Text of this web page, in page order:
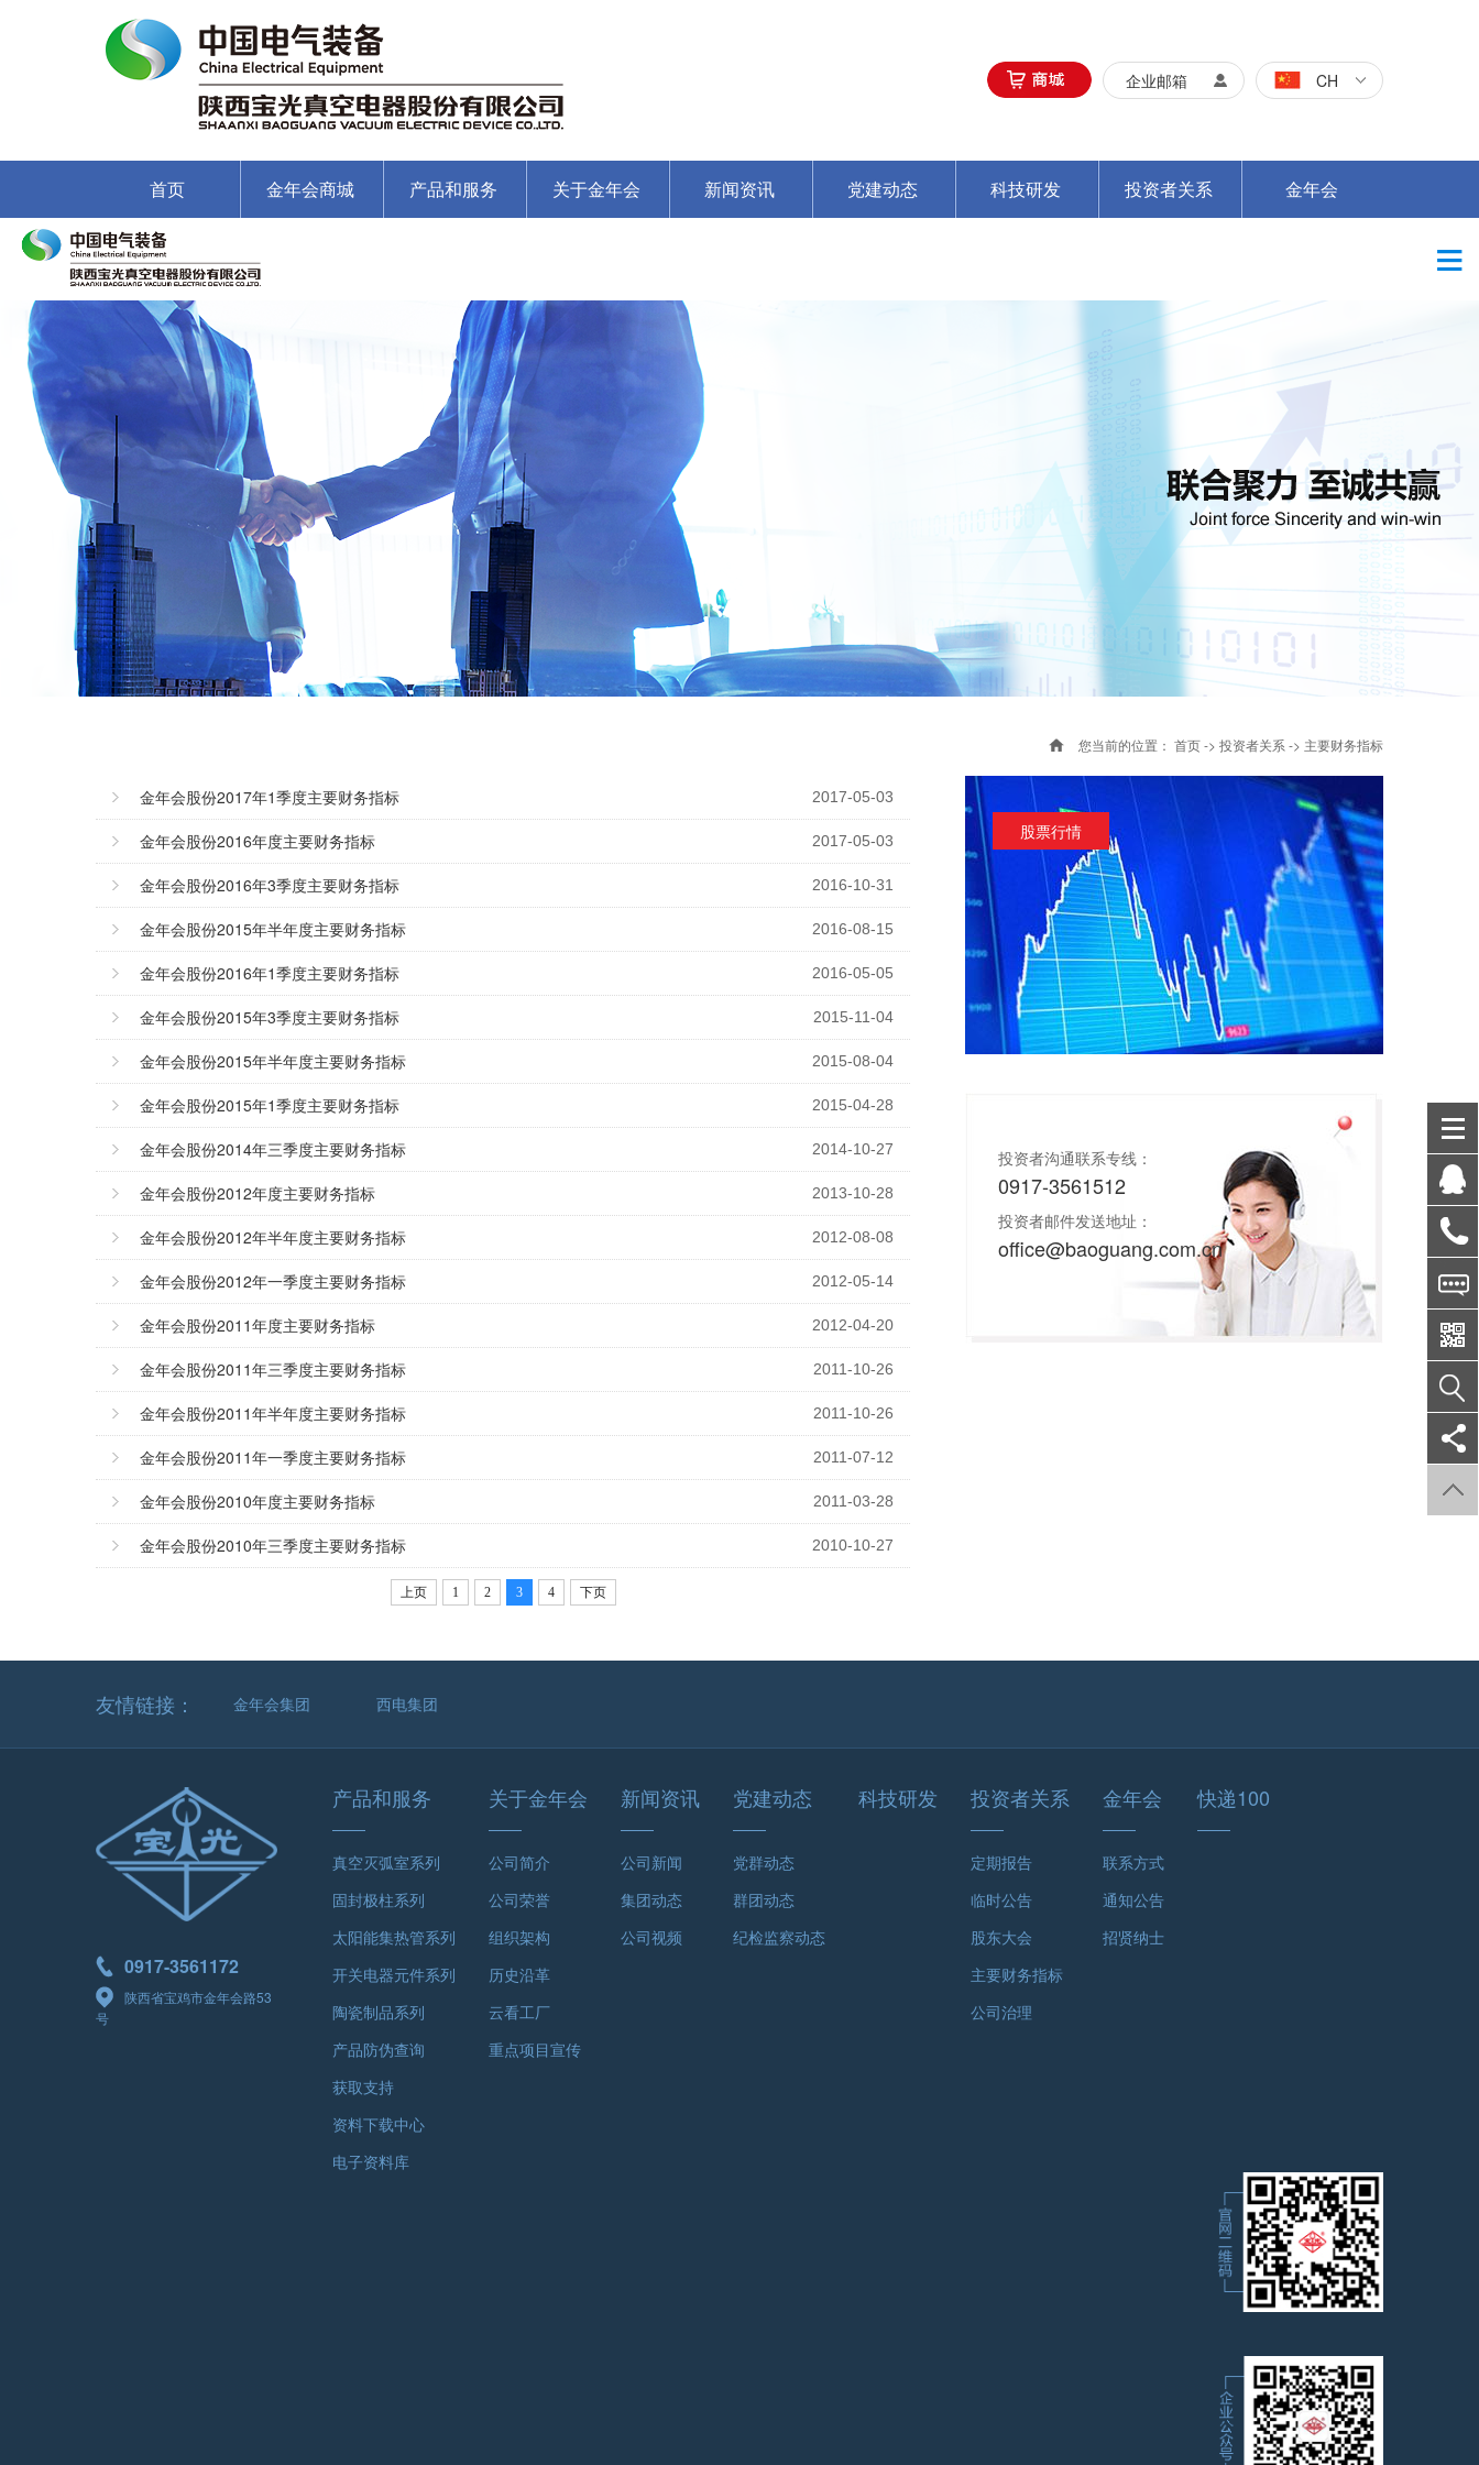
CH
企业邮箱
首页 金年会商城 产品和服务 关于金年会 新闻资讯 党建动态 科技研发 投资者关系 金年会
您当前的位置： 首页-> 投资者关系 -> 主要财务指标
股票行情
投资者沟通联系专线：
0917-3561512
投资者邮件发送地址：
office@baoguang.com.cn
2017-05-03
金年会股份2017年1季度主要财务指标
2017-05-03
金年会股份2016年度主要财务指标
2016-10-31
金年会股份2016年3季度主要财务指标
2016-08-15
金年会股份2015年半年度主要财务指标
2016-05-05
金年会股份2016年1季度主要财务指标
2015-11-04
金年会股份2015年3季度主要财务指标
2015-08-04
金年会股份2015年半年度主要财务指标
2015-04-28
金年会股份2015年1季度主要财务指标
2014-10-27
金年会股份2014年三季度主要财务指标
2013-10-28
金年会股份2012年度主要财务指标
2012-08-08
金年会股份2012年半年度主要财务指标
2012-05-14
金年会股份2012年一季度主要财务指标
2012-04-20
金年会股份2011年度主要财务指标
2011-10-26
金年会股份2011年三季度主要财务指标
2011-10-26
金年会股份2011年半年度主要财务指标
2011-07-12
金年会股份2011年一季度主要财务指标
2011-03-28
金年会股份2010年度主要财务指标
2010-10-27
金年会股份2010年三季度主要财务指标
上页 1 2 3 4 下页
友情链接： 金年会集团 西电集团
0917-3561172
陕西省宝鸡市金年会路53
号
产品和服务
真空灭弧室系列
固封极柱系列
太阳能集热管系列
开关电器元件系列
陶瓷制品系列
产品防伪查询
获取支持
资料下载中心
电子资料库
关于金年会
公司简介
公司荣誉
组织架构
历史沿革
云看工厂
重点项目宣传
新闻资讯
公司新闻
集团动态
公司视频
党建动态
党群动态
群团动态
纪检监察动态
科技研发 投资者关系
定期报告
临时公告
股东大会
主要财务指标
公司治理
金年会
联系方式
通知公告
招贤纳士
快递100